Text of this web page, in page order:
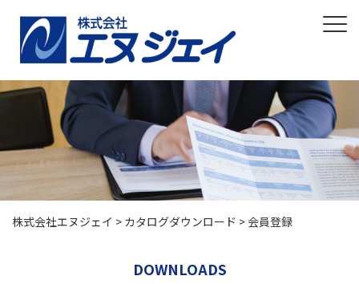
株式会社エヌジェイ > カタログダウンロード > 会員登録
DOWNLOADS